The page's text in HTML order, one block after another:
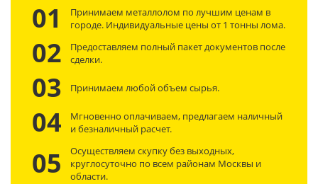
01
Принимаем металлолом по лучшим ценам в
городе. Индивидуальные цены от 1 тонны лома.
02
Предоставляем полный пакет документов после
сделки.
03 Принимаем любой объем сырья.
04
Мгновенно оплачиваем, предлагаем наличный
и безналичный расчет.
05
Осуществляем скупку без выходных,
круглосуточно по всем районам Москвы и
области.